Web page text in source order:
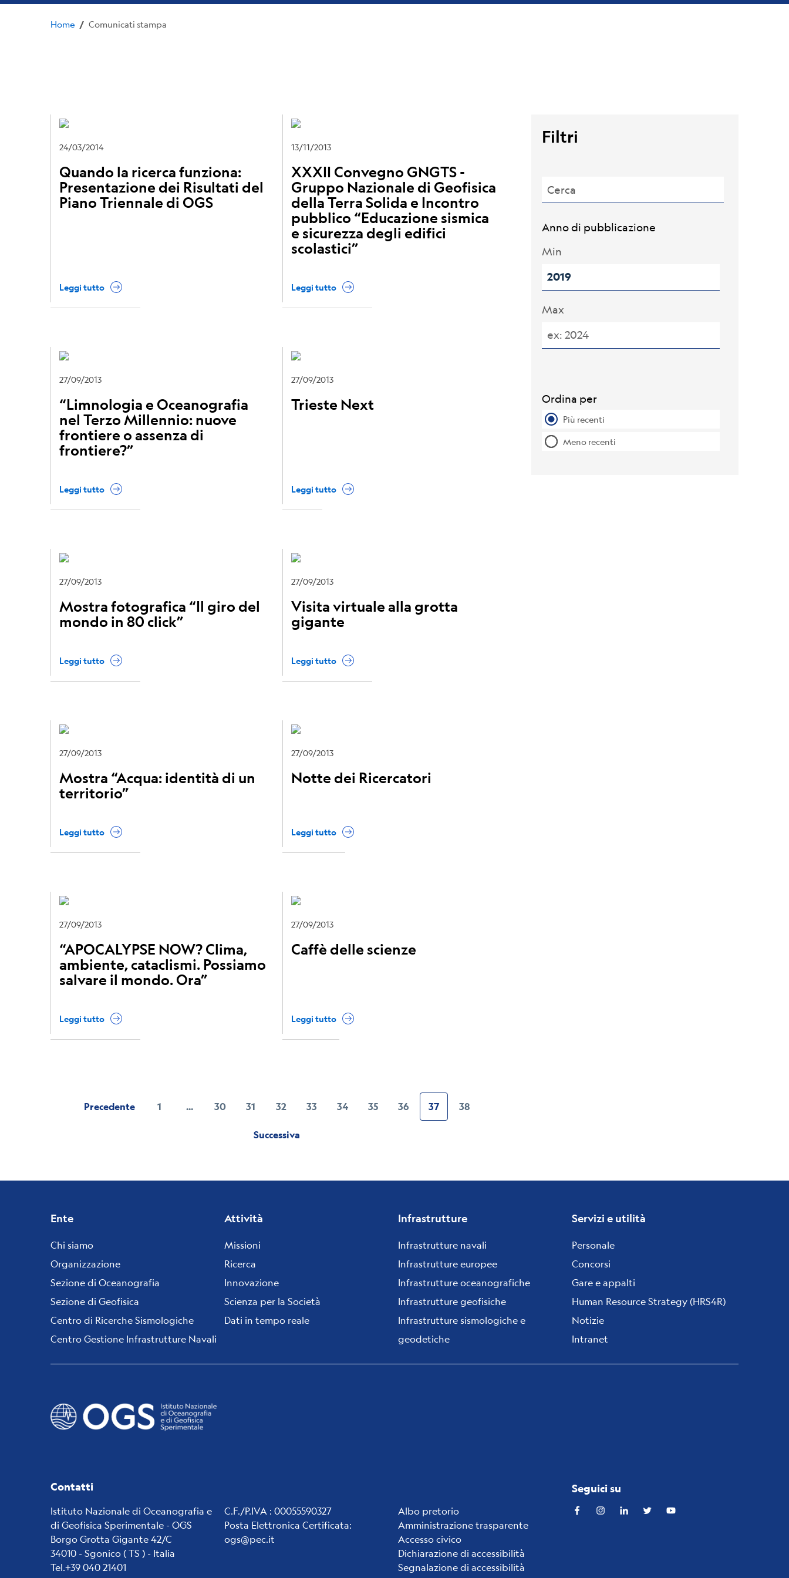
Home / Comunicati stampa
24/03/2014
Quando la ricerca funziona:
Presentazione dei Risultati del
Piano Triennale di OGS
Leggi tutto
13/11/2013
XXXII Convegno GNGTS -
Gruppo Nazionale di Geofisica
della Terra Solida e Incontro
pubblico “Educazione sismica
e sicurezza degli edifici
scolastici”
Leggi tutto
27/09/2013
“Limnologia e Oceanografia
nel Terzo Millennio: nuove
frontiere o assenza di
frontiere?”
Leggi tutto
27/09/2013
Trieste Next
Leggi tutto
27/09/2013
Mostra fotografica “Il giro del
mondo in 80 click”
Leggi tutto
27/09/2013
Visita virtuale alla grotta
gigante
Leggi tutto
27/09/2013
Mostra “Acqua: identità di un
territorio”
Leggi tutto
27/09/2013
Notte dei Ricercatori
Leggi tutto
27/09/2013
“APOCALYPSE NOW? Clima,
ambiente, cataclismi. Possiamo
salvare il mondo. Ora”
Leggi tutto
27/09/2013
Caffè delle scienze
Leggi tutto
Pagina
Precedente 1 ... Pagina
30 Pagina
31 Pagina
32 Pagina
33 Pagina
34 Pagina
35 Pagina
36
Pagina
attuale
37 Pagina
38
Pagina
Successiva
Filtri
Cerca
Anno di pubblicazione
Min
Max
Ordina per
Più recenti
Meno recenti
Footer
menu
Ente
Chi siamo
Organizzazione
Sezione di Oceanografia
Sezione di Geofisica
Centro di Ricerche Sismologiche
Centro Gestione Infrastrutture Navali
Attività
Missioni
Ricerca
Innovazione
Scienza per la Società
Dati in tempo reale
Infrastrutture
Infrastrutture navali
Infrastrutture europee
Infrastrutture oceanografiche
Infrastrutture geofisiche
Infrastrutture sismologiche e
geodetiche
Servizi e utilità
Personale
Concorsi
Gare e appalti
Human Resource Strategy (HRS4R)
Notizie
Intranet
Contatti
Istituto Nazionale di Oceanografia e
di Geofisica Sperimentale - OGS
Borgo Grotta Gigante 42/C
34010 - Sgonico ( TS ) - Italia
Tel.+39 040 21401
C.F./P.IVA : 00055590327
Posta Elettronica Certificata:
ogs@pec.it
Institute
links
Albo pretorio
Amministrazione trasparente
Accesso civico
Dichiarazione di accessibilità
Segnalazione di accessibilità
Seguici su
FacebookInstagramLinkedinTwitter